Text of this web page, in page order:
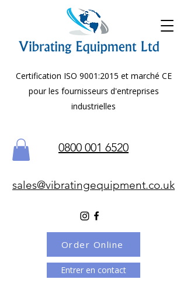
Certification ISO 9001:2015 et marché CE
pour les fournisseurs d'entreprises
industrielles
0800 001 6520
sales@vibratingequipment.co.uk
Entrer en contact
Order Online